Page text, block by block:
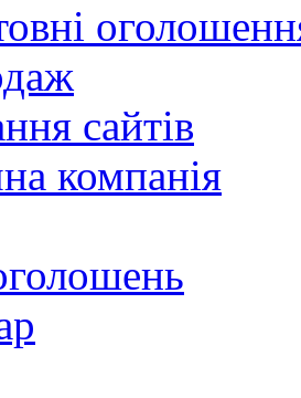
сайтів
компанія